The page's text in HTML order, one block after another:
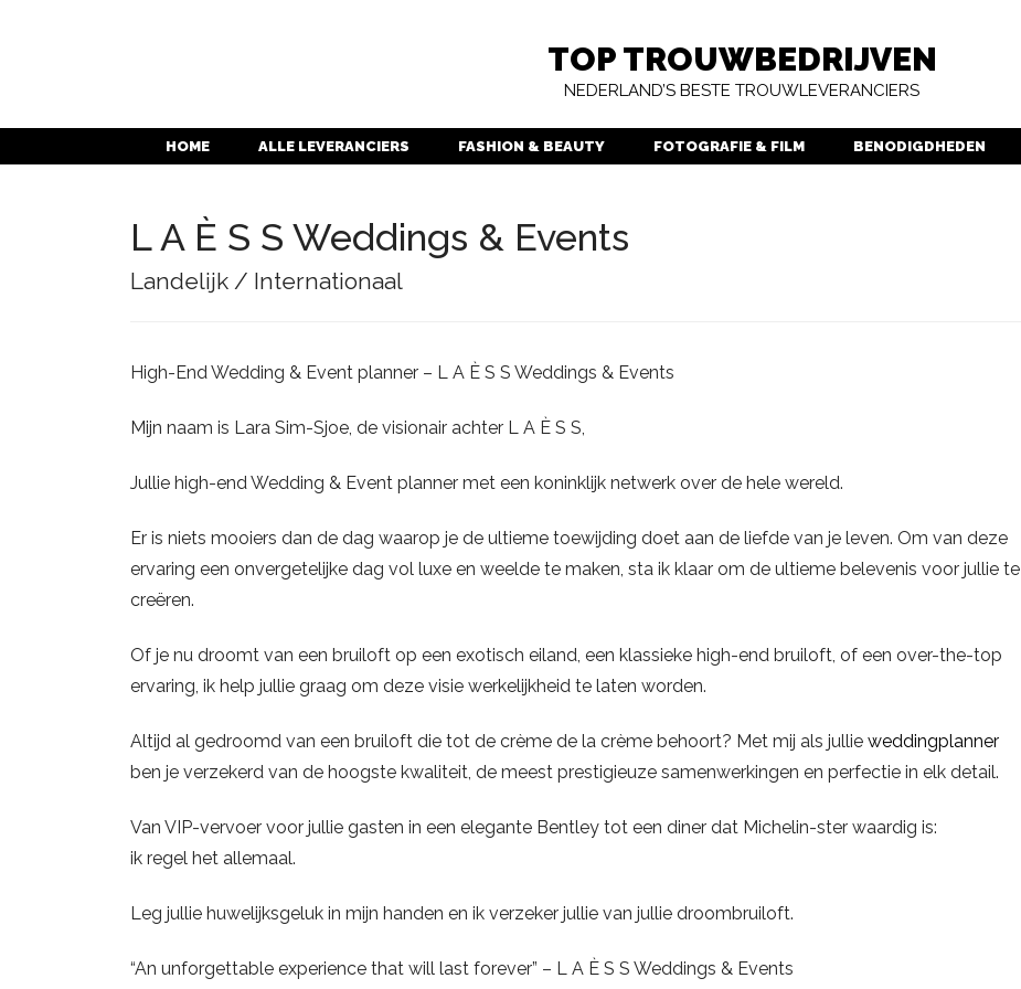
TOP TROUWBEDRIJVEN
NEDERLAND’S BESTE TROUWLEVERANCIERS
HOME ALLE LEVERANCIERS FASHION & BEAUTY FOTOGRAFIE & FILM BENODIGDHEDEN
L A È S S Weddings & Events
Landelijk / Internationaal
High-End Wedding & Event planner – L A È S S Weddings & Events
Mijn naam is Lara Sim-Sjoe, de visionair achter L A È S S,
Jullie high-end Wedding & Event planner met een koninklijk netwerk over de hele wereld.
Er is niets mooiers dan de dag waarop je de ultieme toewijding doet aan de liefde van je leven. Om van deze
ervaring een onvergetelijke dag vol luxe en weelde te maken, sta ik klaar om de ultieme belevenis voor jullie te
creëren.
Of je nu droomt van een bruiloft op een exotisch eiland, een klassieke high-end bruiloft, of een over-the-top
ervaring, ik help jullie graag om deze visie werkelijkheid te laten worden.
Altijd al gedroomd van een bruiloft die tot de crème de la crème behoort? Met mij als jullie weddingplanner
ben je verzekerd van de hoogste kwaliteit, de meest prestigieuze samenwerkingen en perfectie in elk detail.
Van VIP-vervoer voor jullie gasten in een elegante Bentley tot een diner dat Michelin-ster waardig is:
ik regel het allemaal.
Leg jullie huwelijksgeluk in mijn handen en ik verzeker jullie van jullie droombruiloft.
“An unforgettable experience that will last forever” – L A È S S Weddings & Events